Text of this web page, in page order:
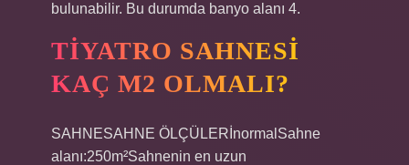
bulunabilir. Bu durumda banyo alanı 4.
TIYATRO SAHNESI
KAÇ M2 OLMALI?
SAHNESAHNE ÖLÇÜLERİnormalSahne
alanı:250m²Sahnenin en uzun